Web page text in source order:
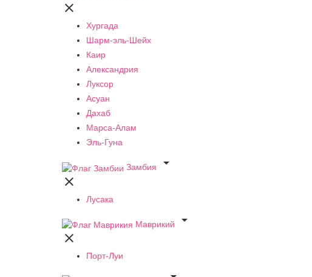

Хургада
Шарм-эль-Шейх
Каир
Александрия
Луксор
Асуан
Дахаб
Марса-Алам
Эль-Гуна
Замбия


Лусака
Маврикий


Порт-Луи